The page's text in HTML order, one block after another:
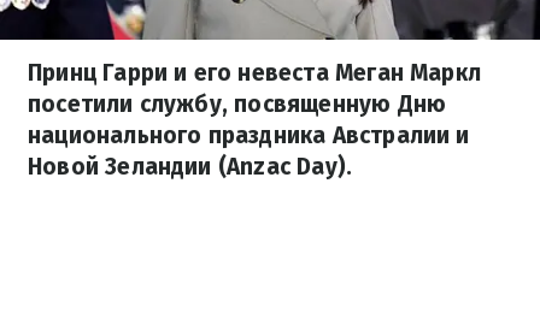
Принц Гарри и его невеста Меган Маркл
посетили службу, посвященную Дню
национального праздника Австралии и
Новой Зеландии (Anzac Day).